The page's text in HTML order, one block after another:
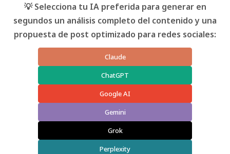
💡 Selecciona tu IA preferida para generar en
segundos un análisis completo del contenido y una
propuesta de post optimizado para redes sociales:
Claude
ChatGPT
Google AI
Gemini
Grok
Perplexity